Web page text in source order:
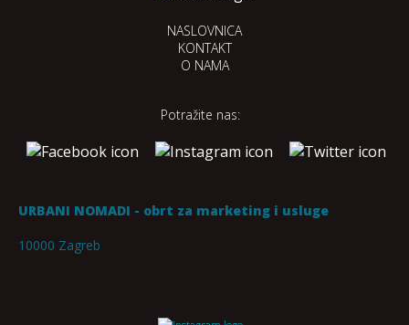
NASLOVNICA
KONTAKT
O NAMA
Potražite nas:
URBANI NOMADI - obrt za marketing i usluge
10000 Zagreb